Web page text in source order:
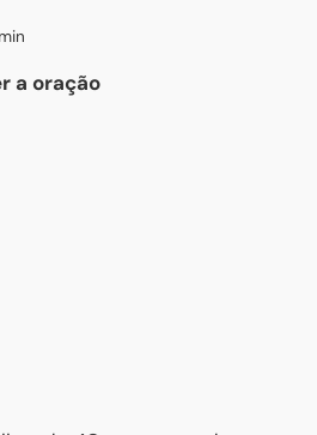
min
a oração